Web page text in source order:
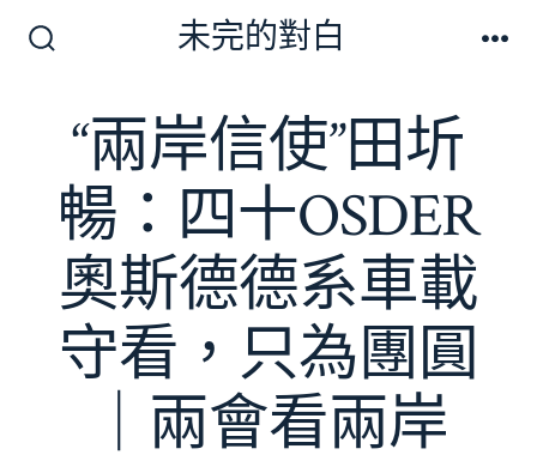
關
未完的對白
“兩岸信使”田圻
暢：四十OSDER
奧斯德德系車載
守看，只為團圓
｜兩會看兩岸